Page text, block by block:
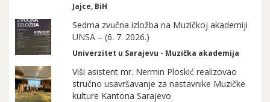
Jajce, BiH
Sedma zvučna izložba na Muzičkoj akademiji
UNSA – (6. 7. 2026.)
Univerzitet u Sarajevu - Muzička akademija
Viši asistent mr. Nermin Ploskić realizovao
stručno usavršavanje za nastavnike Muzičke
kulture Kantona Sarajevo